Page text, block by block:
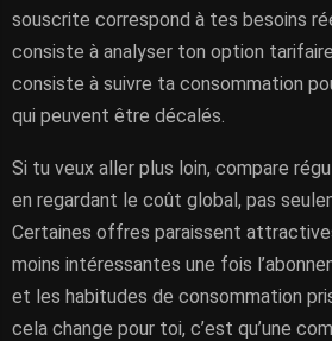
souscrite correspond à tes besoins
consiste à analyser ton option
consiste à suivre ta consommation
qui peuvent être décalés.
Si tu veux aller plus loin, compare
en regardant le coût global, pas
Certaines offres paraissent
moins intéressantes une fois
et les habitudes de consommation
cela change pour toi, c’est qu’une